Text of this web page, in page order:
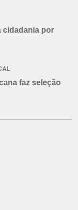
cidadania por
faz seleção